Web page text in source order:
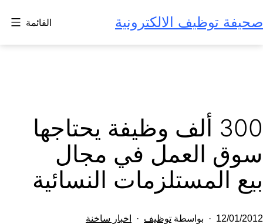
إلى
المحتوى
صحيفة توظيف الالكترونية القائمة
300 ألف وظيفة يحتاجها
سوق العمل في مجال
بيع المستلزمات النسائية
تم
12/01/2012 بواسطة توظيف
مصنف
اخبار ساخنة